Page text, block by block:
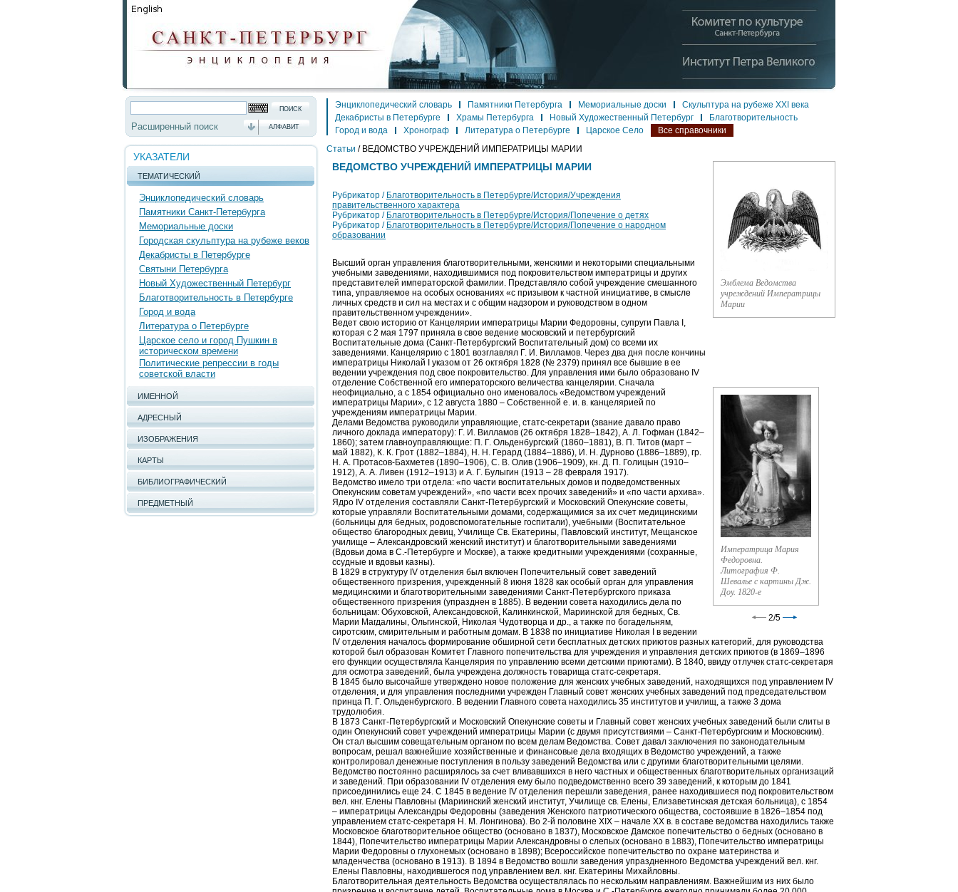
Расширенный поиск АЛФАВИТ
УКАЗАТЕЛИ
ТЕМАТИЧЕСКИЙ
Энциклопедический словарь
Памятники Санкт-Петербурга
Мемориальные доски
Городская скульптура на рубеже веков
Декабристы в Петербурге
Святыни Петербурга
Новый Художественный Петербург
Благотворительность в Петербурге
Город и вода
Литература о Петербурге
Царское село и город Пушкин в
историческом времени
Политические репрессии в годы
советской власти
ИМЕННОЙ
АДРЕСНЫЙ
ИЗОБРАЖЕНИЯ
КАРТЫ
БИБЛИОГРАФИЧЕСКИЙ
ПРЕДМЕТНЫЙ
Энциклопедический словарь Памятники Петербурга Мемориальные доски
Скульптура на рубеже XXI века
Декабристы в Петербурге
Храмы Петербурга Новый Художественный Петербург
Благотворительность
Город и вода
Хронограф Литература о Петербурге Царское Село
Все справочники
Статьи / ВЕДОМСТВО УЧРЕЖДЕНИЙ ИМПЕРАТРИЦЫ МАРИИ
Эмблема Ведомства
учреждений Императрицы
Марии
Императрица Мария
Федоровна.
Литография Ф.
Шевалье с картины Дж.
Доу. 1820-е
Мундир почетных опекунов и
других высших служащих
Ведомства учреждений
императрицы Марии. 1834
2/5
ВЕДОМСТВО УЧРЕЖДЕНИЙ ИМПЕРАТРИЦЫ МАРИИ
Рубрикатор / Благотворительность в Петербурге/История/Учреждения
правительственного характера
Рубрикатор / Благотворительность в Петербурге/История/Попечение о детях
Рубрикатор / Благотворительность в Петербурге/История/Попечение о народном
образовании
Высший орган управления благотворительными, женскими и некоторыми специальными
учебными заведениями, находившимися под покровительством императрицы и других
представителей императорской фамилии. Представляло собой учреждение смешанного
типа, управляемое на особых основаниях «с призывом к частной инициативе, в смысле
личных средств и сил на местах и с общим надзором и руководством в одном
правительственном учреждении».
Ведет свою историю от Канцелярии императрицы Марии Федоровны, супруги Павла I,
которая с 2 мая 1797 приняла в свое ведение московский и петербургский
Воспитательные дома (Санкт-Петербургский Воспитательный дом) со всеми их
заведениями. Канцелярию с 1801 возглавлял Г. И. Вилламов. Через два дня после кончины
императрицы Николай I указом от 26 октября 1828 (№ 2379) принял все бывшие в ее
ведении учреждения под свое покровительство. Для управления ими было образовано IV
отделение Собственной его императорского величества канцелярии. Сначала
неофициально, а с 1854 официально оно именовалось «Ведомством учреждений
императрицы Марии», с 12 августа 1880 – Собственной е. и. в. канцелярией по
учреждениям императрицы Марии.
Делами Ведомства руководили управляющие, статс-секретари (звание давало право
личного доклада императору): Г. И. Вилламов (26 октября 1828–1842), А. Л. Гофман (1842–
1860); затем главноуправляющие: П. Г. Ольденбургский (1860–1881), В. П. Титов (март –
май 1882), К. К. Грот (1882–1884), Н. Н. Герард (1884–1886), И. Н. Дурново (1886–1889), гр.
Н. А. Протасов-Бахметев (1890–1906), С. В. Олив (1906–1909), кн. Д. П. Голицын (1910–
1912), А. А. Ливен (1912–1913) и А. Г. Булыгин (1913 – 28 февраля 1917).
Ведомство имело три отдела: «по части воспитательных домов и подведомственных
Опекунским советам учреждений», «по части всех прочих заведений» и «по части архива».
Ядро IV отделения составляли Санкт-Петербургский и Московский Опекунские советы,
которые управляли Воспитательными домами, содержащимися за их счет медицинскими
(больницы для бедных, родовспомогательные госпитали), учебными (Воспитательное
общество благородных девиц, Училище Св. Екатерины, Павловский институт, Мещанское
училище – Александровский женский институт) и благотворительными заведениями
(Вдовьи дома в С.-Петербурге и Москве), а также кредитными учреждениями (сохранные,
ссудные и вдовьи казны).
В 1829 в структуру IV отделения был включен Попечительный совет заведений
общественного призрения, учрежденный 8 июня 1828 как особый орган для управления
медицинскими и благотворительными заведениями Санкт-Петербургского приказа
общественного призрения (упразднен в 1885). В ведении совета находились дела по
больницам: Обуховской, Александовской, Калинкинской, Мариинской для бедных, Св.
Марии Магдалины, Ольгинской, Николая Чудотворца и др., а также по богадельням,
сиротским, смирительным и работным домам. В 1838 по инициативе Николая I в ведении
IV отделения началось формирование обширной сети бесплатных детских приютов разных категорий, для руководства
которой был образован Комитет Главного попечительства для учреждения и управления детских приютов (в 1869–1896
его функции осуществляла Канцелярия по управлению всеми детскими приютами). В 1840, ввиду отлучек статс-секретаря
для осмотра заведений, была учреждена должность товарища статс-секретаря.
В 1845 было высочайше утверждено новое положение для женских учебных заведений, находящихся под управлением IV
отделения, и для управления последними учрежден Главный совет женских учебных заведений под председательством
принца П. Г. Ольденбургского. В ведении Главного совета находились 35 институтов и училищ, а также 3 дома
трудолюбия.
В 1873 Санкт-Петербургский и Московский Опекунские советы и Главный совет женских учебных заведений были слиты в
один Опекунский совет учреждений императрицы Марии (с двумя присутствиями – Санкт-Петербургским и Московским).
Он стал высшим совещательным органом по всем делам Ведомства. Совет давал заключения по законодательным
вопросам, решал важнейшие хозяйственные и финансовые дела входящих в Ведомство учреждений, а также
контролировал денежные поступления в пользу заведений Ведомства или с другими благотворительными целями.
Ведомство постоянно расширялось за счет вливавшихся в него частных и общественных благотворительных организаций
и заведений. При образовании IV отделения ему было подведомственно всего 39 заведений, к которым до 1841
присоединились еще 24. С 1845 в ведение IV отделения перешли заведения, ранее находившиеся под покровительством
вел. кнг. Елены Павловны (Мариинский женский институт, Училище св. Елены, Елизаветинская детская больница), с 1854
– императрицы Александры Федоровны (заведения Женского патриотического общества, состоявшие в 1826–1854 под
управлением статс-секретаря Н. М. Лонгинова). Во 2-й половине ХIХ – начале ХХ в. в составе ведомства находились также
Московское благотворительное общество (основано в 1837), Московское Дамское попечительство о бедных (основано в
1844), Попечительство императрицы Марии Александровны о слепых (основано в 1883), Попечительство императрицы
Марии Федоровны о глухонемых (основано в 1898); Всероссийское попечительство по охране материнства и
младенчества (основано в 1913). В 1894 в Ведомство вошли заведения упраздненного Ведомства учреждений вел. кнг.
Елены Павловны, находившегося под управлением вел. кнг. Екатерины Михайловны.
Благотворительная деятельность Ведомства осуществлялась по нескольким направлениям. Важнейшим из них было